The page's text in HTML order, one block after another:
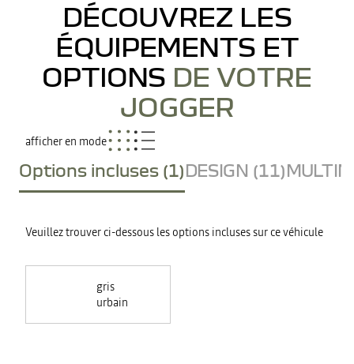
DÉCOUVREZ LES
ÉQUIPEMENTS ET
OPTIONS DE VOTRE
JOGGER
afficher en mode
Options incluses (1)DESIGN (11)
Veuillez trouver ci-dessous les options incluses sur ce véhicule
gris
urbain